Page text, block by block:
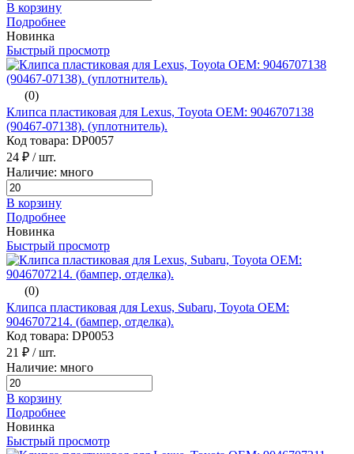
В корзину
Подробнее
Новинка
Быстрый просмотр
(0)
Клипса пластиковая для Lexus, Toyota ОЕМ: 9046707138
(90467-07138). (уплотнитель).
Код товара: DP0057
24 ₽ / шт.
Наличие: много
В корзину
Подробнее
Новинка
Быстрый просмотр
(0)
Клипса пластиковая для Lexus, Subaru, Toyota ОЕМ:
9046707214. (бампер, отделка).
Код товара: DP0053
21 ₽ / шт.
Наличие: много
В корзину
Подробнее
Новинка
Быстрый просмотр